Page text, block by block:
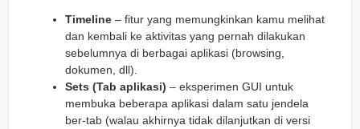
Timeline – fitur yang memungkinkan kamu melihat
dan kembali ke aktivitas yang pernah dilakukan
sebelumnya di berbagai aplikasi (browsing,
dokumen, dll).
Sets (Tab aplikasi) – eksperimen GUI untuk
membuka beberapa aplikasi dalam satu jendela
ber‑tab (walau akhirnya tidak dilanjutkan di versi